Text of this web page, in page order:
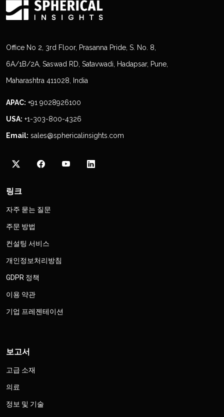
Office No 2, 3rd Floor, Prasanna Pride, S. No. 8,
6A/1B/2A, Saswad RD, Satavwadi, Hadapsar, Pune,
Maharashtra 411028, India
APAC: +91 9028926100
USA: +1-303-800-4326
Email: sales@sphericalinsights.com
링크
자주 묻는 질문
주문 방법
컨설팅 서비스
개인정보처리방침
GDPR 정책
이용 약관
기업 프레젠테이션
보고서
고급 소재
의료
정보 및 기술